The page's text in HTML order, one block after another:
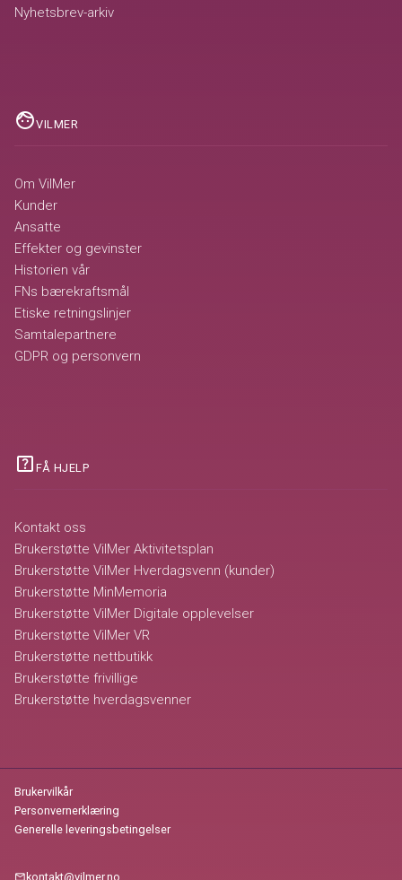
Nyhetsbrev-arkiv
faceVILMER
Om VilMer
Kunder
Ansatte
Effekter og gevinster
Historien vår
FNs bærekraftsmål
Etiske retningslinjer
Samtalepartnere
GDPR og personvern
help_center FÅ HJELP
Kontakt oss
Brukerstøtte VilMer Aktivitetsplan
Brukerstøtte VilMer Hverdagsvenn (kunder)
Brukerstøtte MinMemoria
Brukerstøtte VilMer Digitale opplevelser
Brukerstøtte VilMer VR
Brukerstøtte nettbutikk
Brukerstøtte frivillige
Brukerstøtte hverdagsvenner
Brukervilkår
Personvernerklæring
Generelle leveringsbetingelser
mail kontakt@vilmer.no